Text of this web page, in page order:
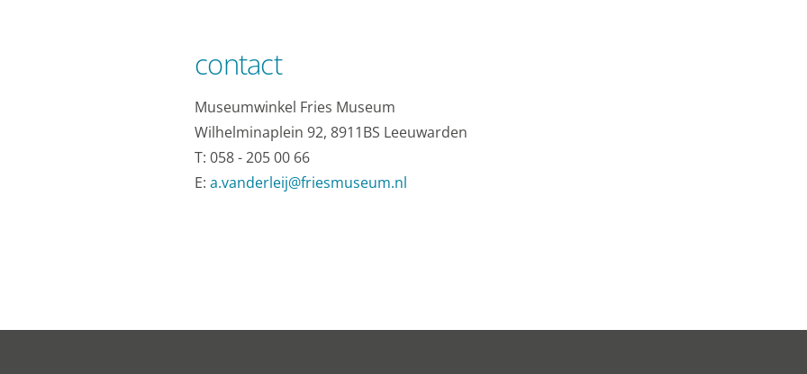
contact
Museumwinkel Fries Museum
Wilhelminaplein 92, 8911BS Leeuwarden
T: 058 - 205 00 66
E: a.vanderleij@friesmuseum.nl